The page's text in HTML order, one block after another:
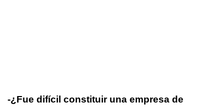
-¿Fue difícil constituir una empresa de